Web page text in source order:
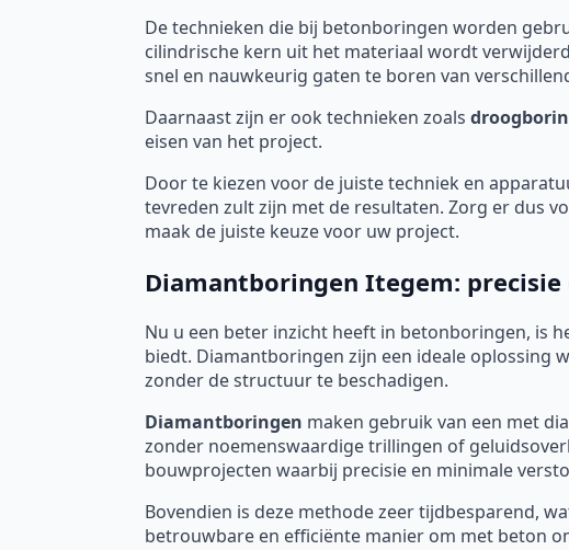
De technieken die bij betonboringen worden
cilindrische kern uit het materiaal wordt
snel en nauwkeurig gaten te boren van
Daarnaast zijn er ook technieken zoals
eisen van het project.
Door te kiezen voor de juiste techniek en
tevreden zult zijn met de resultaten. Zorg er dus
maak de juiste keuze voor uw project.
Diamantboringen Itegem:
Nu u een beter inzicht heeft in betonboringen, is
biedt. Diamantboringen zijn een ideale oplossing
zonder de structuur te beschadigen.
Diamantboringen maken gebruik van een met
zonder noemenswaardige trillingen of
bouwprojecten waarbij precisie en minimale
Bovendien is deze methode zeer tijdbesparend,
betrouwbare en efficiënte manier om met beton